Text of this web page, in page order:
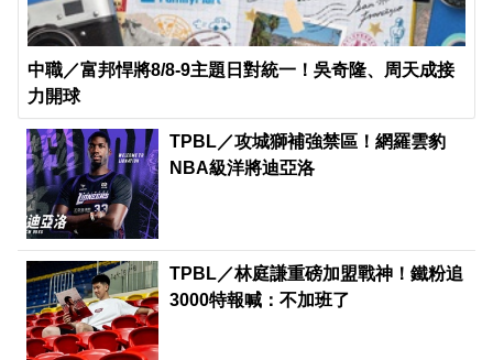
中職／富邦悍將8/8-9主題日對統一！吳奇隆、周天成接
力開球
TPBL／攻城獅補強禁區！網羅雲豹
NBA級洋將迪亞洛
TPBL／林庭謙重磅加盟戰神！鐵粉追
3000特報喊：不加班了